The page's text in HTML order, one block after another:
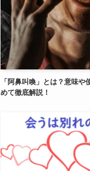
「阿鼻叫喚」とは？意味や
めて徹底解説！